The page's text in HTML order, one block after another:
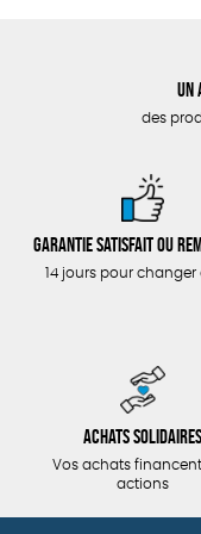
Un
des
Garantie satisfait ou
14 jours pour changer
Achats solidaires
Vos achats
actions